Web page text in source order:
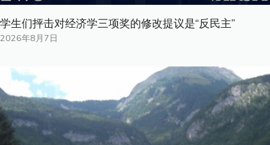
学生们抨击对经济学三项奖的修改提议是“反民主”
2026年8月7日